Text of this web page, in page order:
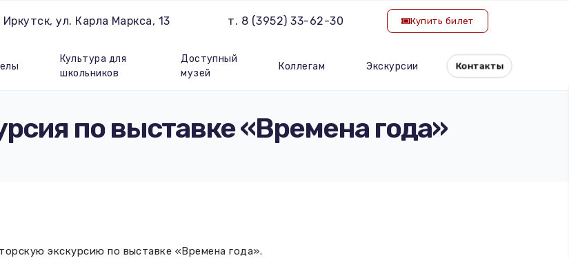
Иркутск, ул. Карла Маркса, 13 т. 8 (3952) 33-62-30 Купить билет
Культура для
школьников
Доступный
музей
Коллегам Экскурсии Контакты
по выставке «Времена года»
экскурсию по выставке «Времена года».